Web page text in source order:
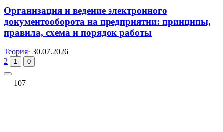
Организация и ведение электронного
документооборота на предприятии: принципы,
правила, схема и порядок работы
Теория· 30.07.2026
2
1 0
107